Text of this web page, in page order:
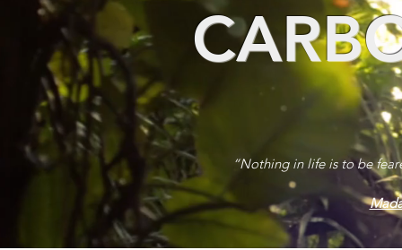
“Nothing in life is to be